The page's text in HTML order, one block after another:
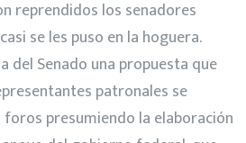
reprendidos los senadores
se les puso en la hoguera.
del Senado una propuesta que
patronales se
presumiendo la elaboración